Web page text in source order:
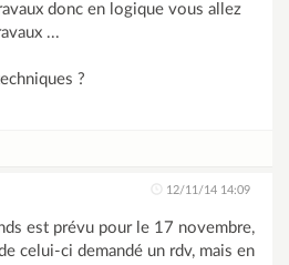
donc en logique vous allez
...
?
12/11/14 14:09
est prévu pour le 17 novembre,
celui-ci demandé un rdv, mais en